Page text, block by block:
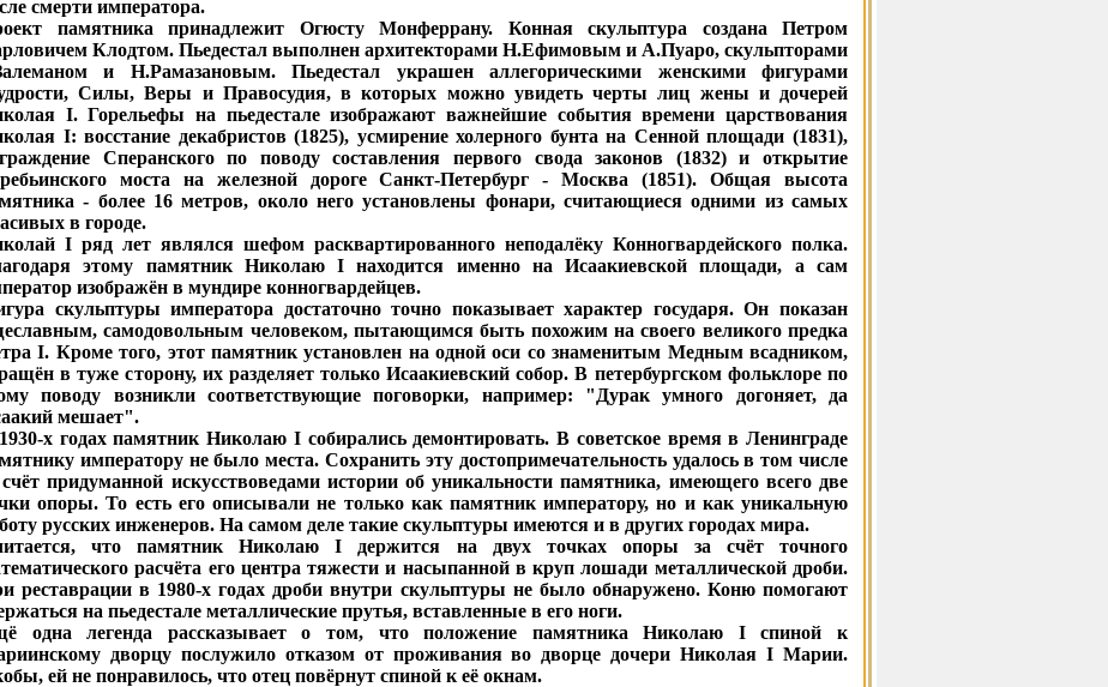
смерти императора.
памятника принадлежит Огюсту Монферрану. Конная скульптура создана Петром
Клодтом. Пьедестал выполнен архитекторами Н.Ефимовым и А.Пуаро, скульпторами
и Н.Рамазановым. Пьедестал украшен аллегорическими женскими фигурами
Силы, Веры и Правосудия, в которых можно увидеть черты лиц жены и дочерей
I. Горельефы на пьедестале изображают важнейшие события времени царствования
I: восстание декабристов (1825), усмирение холерного бунта на Сенной площади (1831),
Сперанского по поводу составления первого свода законов (1832) и открытие
моста на железной дороге Санкт-Петербург - Москва (1851). Общая высота
- более 16 метров, около него установлены фонари, считающиеся одними из самых
в городе.
I ряд лет являлся шефом расквартированного неподалёку Конногвардейского полка.
этому памятник Николаю I находится именно на Исаакиевской площади, а сам
изображён в мундире конногвардейцев.
скульптуры императора достаточно точно показывает характер государя. Он показан
самодовольным человеком, пытающимся быть похожим на своего великого предка
I. Кроме того, этот памятник установлен на одной оси со знаменитым Медным всадником,
в туже сторону, их разделяет только Исаакиевский собор. В петербургском фольклоре по
поводу возникли соответствующие поговорки, например: "Дурак умного догоняет, да
мешает".
х годах памятник Николаю I собирались демонтировать. В советское время в Ленинграде
императору не было места. Сохранить эту достопримечательность удалось в том числе
счёт придуманной искусствоведами истории об уникальности памятника, имеющего всего две
опоры. То есть его описывали не только как памятник императору, но и как уникальную
русских инженеров. На самом деле такие скульптуры имеются и в других городах мира.
что памятник Николаю I держится на двух точках опоры за счёт точного
расчёта его центра тяжести и насыпанной в круп лошади металлической дроби.
реставрации в 1980-х годах дроби внутри скульптуры не было обнаружено. Коню помогают
на пьедестале металлические прутья, вставленные в его ноги.
одна легенда рассказывает о том, что положение памятника Николаю I спиной к
дворцу послужило отказом от проживания во дворце дочери Николая I Марии.
ей не понравилось, что отец повёрнут спиной к её окнам.